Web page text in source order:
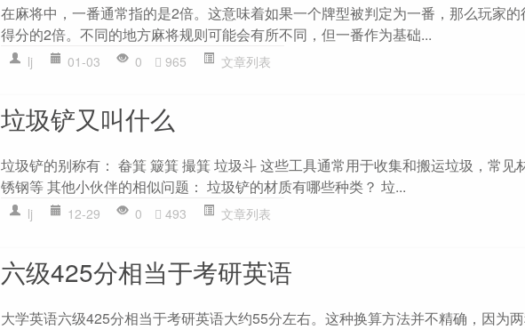
在麻将中，一番通常指的是2倍。这意味着如果一个牌型被判定为一番，那么玩家
得分的2倍。不同的地方麻将规则可能会有所不同，但一番作为基础...
lj 01-03 0 965 文章列表
垃圾铲又叫什么
垃圾铲的别称有： 畚箕 簸箕 撮箕 垃圾斗 这些工具通常用于收集和搬运垃圾，常见
锈钢等 其他小伙伴的相似问题： 垃圾铲的材质有哪些种类？ 垃...
lj 12-29 0 493 文章列表
六级425分相当于考研英语
大学英语六级425分相当于考研英语大约55分左右。这种换算方法并不精确，因为两